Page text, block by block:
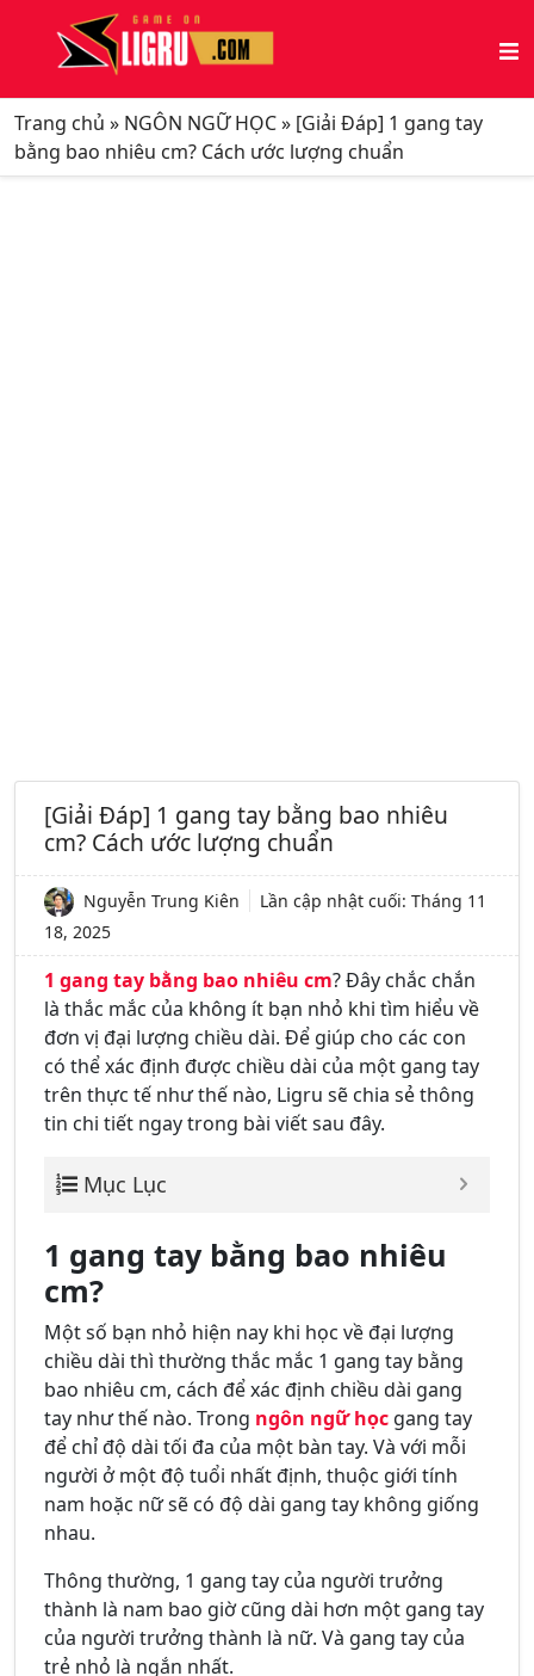
Trang chủ » NGÔN NGỮ HỌC» [Giải Đáp] 1 gang tay
bằng bao nhiêu cm? Cách ước lượng chuẩn
[Giải Đáp] 1 gang tay bằng bao nhiêu
cm? Cách ước lượng chuẩn
Nguyễn Trung Kiên Lần cập nhật cuối: Tháng 11
18, 2025
1 gang tay bằng bao nhiêu cm? Đây chắc chắn
là thắc mắc của không ít bạn nhỏ khi tìm hiểu về
đơn vị đại lượng chiều dài. Để giúp cho các con
có thể xác định được chiều dài của một gang tay
trên thực tế như thế nào, Ligru sẽ chia sẻ thông
tin chi tiết ngay trong bài viết sau đây.
Mục Lục
1 gang tay bằng bao nhiêu
cm?
Một số bạn nhỏ hiện nay khi học về đại lượng
chiều dài thì thường thắc mắc 1 gang tay bằng
bao nhiêu cm, cách để xác định chiều dài gang
tay như thế nào. Trong ngôn ngữ học gang tay
để chỉ độ dài tối đa của một bàn tay. Và với mỗi
người ở một độ tuổi nhất định, thuộc giới tính
nam hoặc nữ sẽ có độ dài gang tay không giống
nhau.
Thông thường, 1 gang tay của người trưởng
thành là nam bao giờ cũng dài hơn một gang tay
của người trưởng thành là nữ. Và gang tay của
trẻ nhỏ là ngắn nhất.